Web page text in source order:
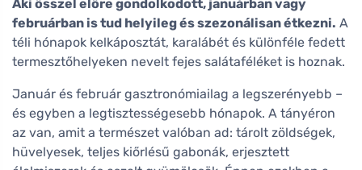
Aki ősszel előre gondolkodott, januárban vagy
februárban is tud helyileg és szezonálisan étkezni. A
téli hónapok kelkáposztát, karalábét és különféle fedett
termesztőhelyeken nevelt fejes salátaféléket is hoznak.
Január és február gasztronómiailag a legszerényebb –
és egyben a legtisztességesebb hónapok. A tányéron
az van, amit a természet valóban ad: tárolt zöldségek,
hüvelyesek, teljes kiőrlésű gabonák, erjesztett